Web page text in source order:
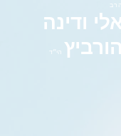
הרב
ודינה
הורביץ הי״ד